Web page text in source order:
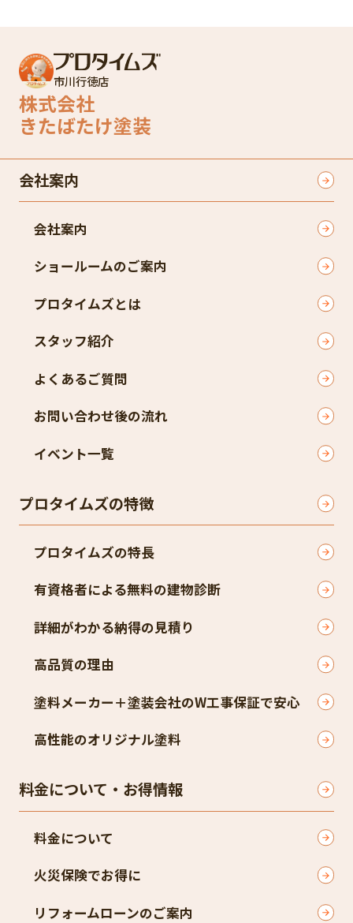
市川行徳店
株式会社
きたばたけ塗装
会社案内
会社案内
ショールームのご案内
プロタイムズとは
スタッフ紹介
よくあるご質問
お問い合わせ後の流れ
イベント一覧
プロタイムズの特徴
プロタイムズの特長
有資格者による無料の建物診断
詳細がわかる納得の見積り
高品質の理由
塗料メーカー＋塗装会社のW工事保証で安心
高性能のオリジナル塗料
料金について・お得情報
料金について
火災保険でお得に
リフォームローンのご案内